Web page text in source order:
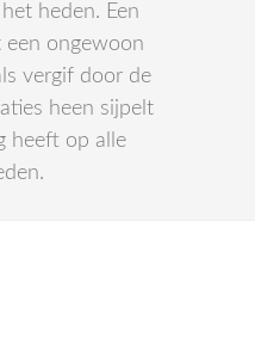
heden. Een
een ongewoon
vergif door de
heen sijpelt
heeft op alle